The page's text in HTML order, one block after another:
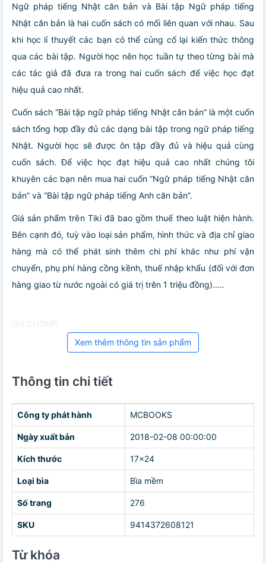
Ngữ pháp tiếng Nhật căn bản và Bài tập Ngữ pháp tiếng
Nhật căn bản là hai cuốn sách có mối liên quan với nhau. Sau
khi học lí thuyết các bạn có thể củng cố lại kiến thức thông
qua các bài tập. Người học nên học tuần tự theo từng bài mà
các tác giả đã đưa ra trong hai cuốn sách để việc học đạt
hiệu quả cao nhất.
Cuốn sách “Bài tập ngữ pháp tiếng Nhật căn bản” là một cuốn
sách tổng hợp đầy đủ các dạng bài tập trong ngữ pháp tiếng
Nhật. Người học sẽ được ôn tập đầy đủ và hiệu quả cùng
cuốn sách. Để việc học đạt hiệu quả cao nhất chúng tôi
khuyên các bạn nên mua hai cuốn “Ngữ pháp tiếng Nhật căn
bản” và “Bài tập ngữ pháp tiếng Anh căn bản”.
Giá sản phẩm trên Tiki đã bao gồm thuế theo luật hiện hành.
Bên cạnh đó, tuỳ vào loại sản phẩm, hình thức và địa chỉ giao
hàng mà có thể phát sinh thêm chi phí khác như phí vận
chuyển, phụ phí hàng cồng kềnh, thuế nhập khẩu (đối với đơn
hàng giao từ nước ngoài có giá trị trên 1 triệu đồng).....
Giá CHOMP
Xem thêm thông tin sản phẩm
Thông tin chi tiết
Công ty phát hành MCBOOKS
Ngày xuất bản 2018-02-08 00:00:00
Kích thước 17x24
Loại bìa Bìa mềm
Số trang 276
SKU 9414372608121
Từ khóa